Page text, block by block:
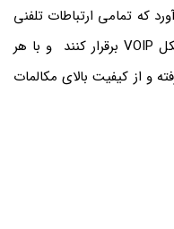
که تمامی ارتباطات تلفنی
خود را بر روی بستر اینترنت و با پروتکل VOIP برقرار کنند و با هر
و از کیفیت بالای مکالمات